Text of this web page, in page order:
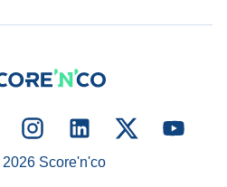
2026Score'n'co